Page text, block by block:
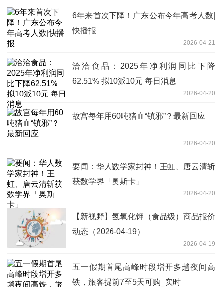
6年来首次下降！广东公布今年高考人数|
快播报
2026-04-21
洽洽食品：2025年净利润同比下降
62.51% 拟10派10元 每日消息
2026-04-20
故宫每年用60吨猪血“镇邪”？最新回应
2026-04-20
要闻：华人数学家封神！王虹、唐云清斩
获数学界「奥斯卡」
2026-04-20
【新视野】氢氧化钾（食品级）商品报价
动态（2026-04-19）
2026-04-19
五一假期首尾高峰时段增开多趟夜间高
铁，旅客提前7至5天可购_实时